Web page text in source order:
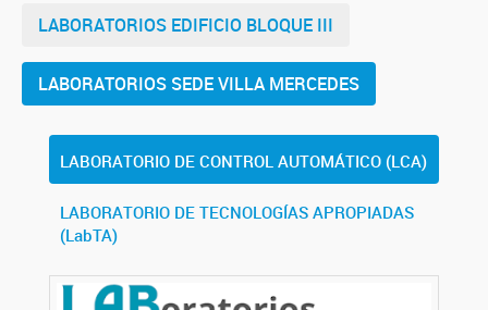
LABORATORIOS EDIFICIO BLOQUE III
LABORATORIOS SEDE VILLA MERCEDES
LABORATORIO DE CONTROL AUTOMÁTICO (LCA)
LABORATORIO DE TECNOLOGÍAS APROPIADAS
(LabTA)